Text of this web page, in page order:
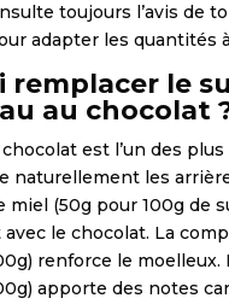
toujours l’avis de
adapter les quantités
remplacer le
au chocolat
est l’un des
naturellement les
(50g pour 100g de
le chocolat. La
renforce le moelleux.
apporte des notes